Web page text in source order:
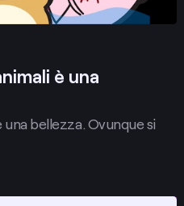
è una
bellezza. Ovunque si